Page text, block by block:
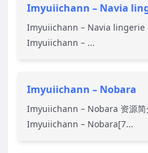
Imyuiichann – Navia
Imyuiichann – Navia lingerie
Imyuiichann – ...
Imyuiichann – Nobara
Imyuiichann – Nobara 资源简
Imyuiichann – Nobara[7...